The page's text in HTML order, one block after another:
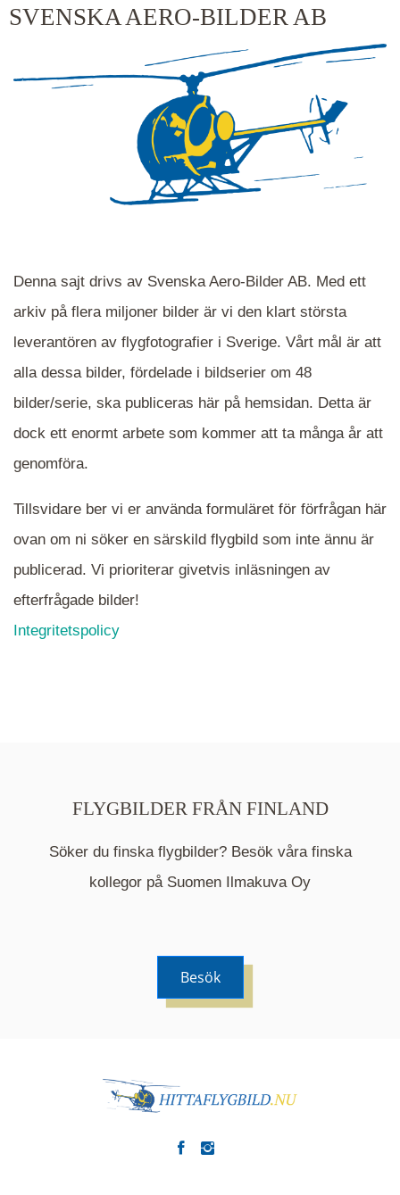
När du ser blåa, röda eller gröna mappar är det
en serie i varje. Dra i kartan för att komma
närmare det område Du söker och klicka på
mappen.
Mappen är en medelpunkt över fotat område och
kommer nu visa de fastigheter som finns just här.
SVENSKA AERO-BILDER AB
Denna sajt drivs av Svenska Aero-Bilder AB. Med ett
arkiv på flera miljoner bilder är vi den klart största
leverantören av flygfotografier i Sverige. Vårt mål är att
alla dessa bilder, fördelade i bildserier om 48
bilder/serie, ska publiceras här på hemsidan. Detta är
dock ett enormt arbete som kommer att ta många år att
genomföra.
Tillsvidare ber vi er använda formuläret för förfrågan här
ovan om ni söker en särskild flygbild som inte ännu är
publicerad. Vi prioriterar givetvis inläsningen av
efterfrågade bilder!
Integritetspolicy
FLYGBILDER FRÅN FINLAND
Söker du finska flygbilder? Besök våra finska
kollegor på Suomen Ilmakuva Oy
Besök